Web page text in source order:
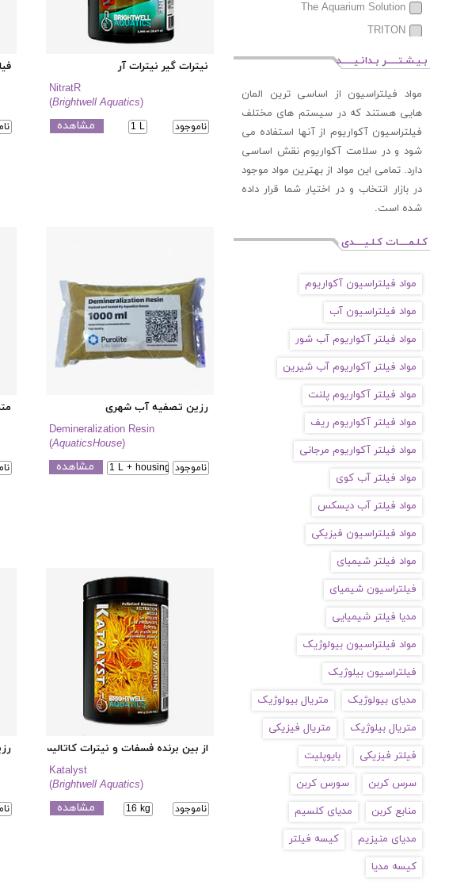
The Aquarium Solution
TRITON
Tunze
بـیـشـتـــــر بـدانـیـــــد
مواد فیلتراسیون از اساسی ترین المان
هایی هستند که در سیستم های مختلف
فیلتراسیون آکواریوم از آنها استفاده می
شود و در سلامت آکواریوم نقش اساسی
دارد. تمامی این مواد از بهترین مواد موجود
در بازار انتخاب و در اختیار شما قرار داده
شده است.
کـلـمــــات کـلـیــــدی
مواد فیلتراسیون آکواریوم
مواد فیلتراسیون آب
مواد فیلتر آکواریوم آب شور
مواد فیلتر آکواریوم آب شیرین
مواد فیلتر آکواریوم پلنت
مواد فیلتر آکواریوم ریف
مواد فیلتر آکواریوم مرجانی
مواد فیلتر آب کوی
مواد فیلتر آب دیسکس
مواد فیلتراسیون فیزیکی
مواد فیلتر شیمیای
فیلتراسیون شیمیای
مدیا فیلتر شیمیایی
مواد فیلتراسیون بیولوژیک
فیلتراسیون بیلوژیک
مدیای بیولوژیک
متریال بیولوژیک
متریال بیلوژیک
متریال فیزیکی
فیلتر فیزیکی
بایوپلیت
سرس کربن
سورس کربن
منابع کربن
مدیای کلسیم
مدیای منیزیم
کیسه فیلتر
کیسه مدیا
نیترات گیر نیترات آر
NitratR
(Brightwell Aquatics)
ناموجود 1 L مشاهده
رزین تصفیه آب شهری
Demineralization Resin
(AquaticsHouse)
ناموجود 1 L + housing مشاهده
از بین برنده فسفات و نیترات کاتالیست
Katalyst
(Brightwell Aquatics)
ناموجود 16 kg مشاهده